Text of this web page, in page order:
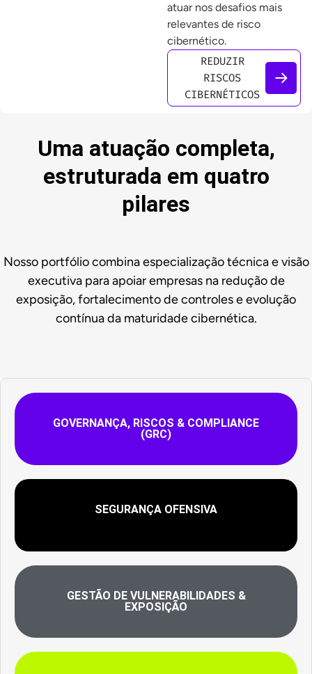
atuar nos desafios mais
relevantes de risco
cibernético.
REDUZIR
RISCOS
CIBERNÉTICOS
Uma atuação completa,
estruturada em quatro
pilares
Nosso portfólio combina especialização técnica e visão
executiva para apoiar empresas na redução de
exposição, fortalecimento de controles e evolução
contínua da maturidade cibernética.
GOVERNANÇA, RISCOS & COMPLIANCE
(GRC)
SEGURANÇA OFENSIVA
GESTÃO DE VULNERABILIDADES &
EXPOSIÇÃO